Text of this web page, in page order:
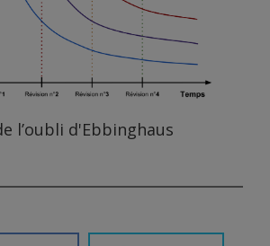
l’oubli d'Ebbinghaus